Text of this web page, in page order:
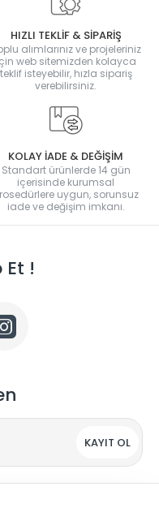
HIZLI TEKLİF & SİPARİŞ
alımlarınız ve projeleriniz
web sitemizden kolayca
teklif isteyebilir, hızla sipariş
verebilirsiniz.
KOLAY İADE & DEĞİŞİM
Standart ürünlerde 14 gün
içerisinde kurumsal
uygun, sorunsuz
iade ve değişim imkanı.
Et !
KAYIT OL